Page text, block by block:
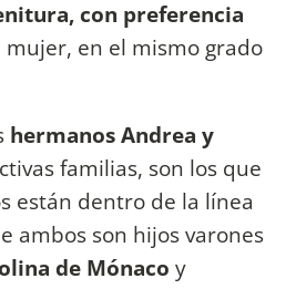
con preferencia
mujer, en el mismo grado
hermanos Andrea y
familias, son los que
están dentro de la línea
ambos son hijos varones
de Mónaco y